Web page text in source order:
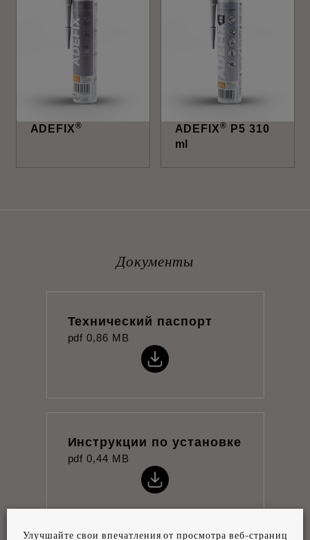
ADEFIX® ADEFIX®
P5 310
ml
Документы
Технический паспорт
pdf 0,86 MB
Инструкции по установке
pdf 0,44 MB
Улучшайте свои впечатления от просмотра веб-страниц